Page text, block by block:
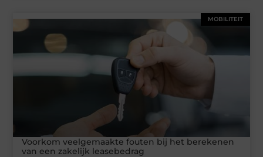
MOBILITEIT
Voorkom veelgemaakte fouten bij het berekenen
van een zakelijk leasebedrag